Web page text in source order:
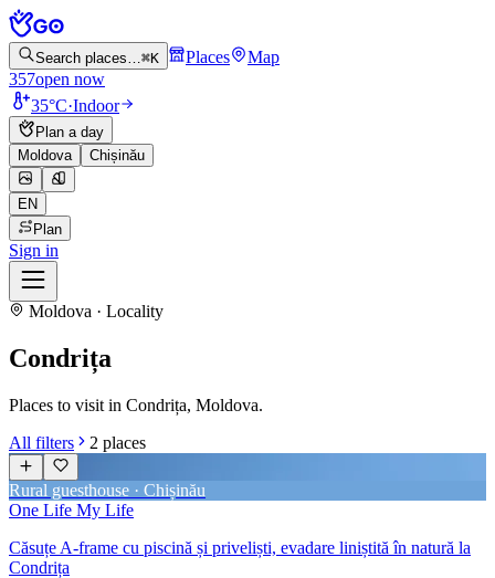
Search places…⌘K Places
Map
357open now
35°C·Indoor
Plan a day
Moldova
Chișinău
EN
Plan
Sign in
Moldova · Locality
Condrița
Places to visit in Condrița, Moldova.
All filters
2 places
Rural guesthouse · Chișinău
One Life My Life
Căsuțe A-frame cu piscină și priveliști, evadare liniștită în natură la
Condrița